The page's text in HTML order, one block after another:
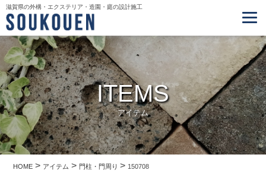
滋賀県の外構・エクステリア・造園・庭の設計施工
ITEMS
アイテム
HOME > アイテム > 門柱・門周り> 150708